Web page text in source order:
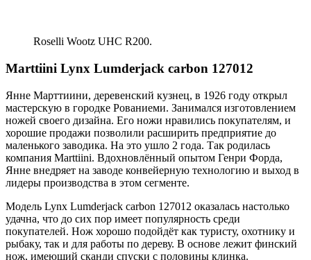
Roselli Wootz UHC R200.
Marttiini Lynx Lumderjack carbon 127012
Янне Марттиини, деревенский кузнец, в 1926 году открыл
мастерскую в городке Рованиеми. Занимался изготовлением
ножей своего дизайна. Его ножи нравились покупателям, и
хорошие продажи позволили расширить предприятие до
маленького заводика. На это ушло 2 года. Так родилась
компания Marttiini. Вдохновлённый опытом Генри Форда,
Янне внедряет на заводе конвейерную технологию и выход в
лидеры производства в этом сегменте.
Модель Lynx Lumderjack carbon 127012 оказалась настолько
удачна, что до сих пор имеет популярность среди
покупателей. Нож хорошо подойдёт как туристу, охотнику и
рыбаку, так и для работы по дереву. В основе лежит финский
нож, имеющий сканди спуски с половины клинка.